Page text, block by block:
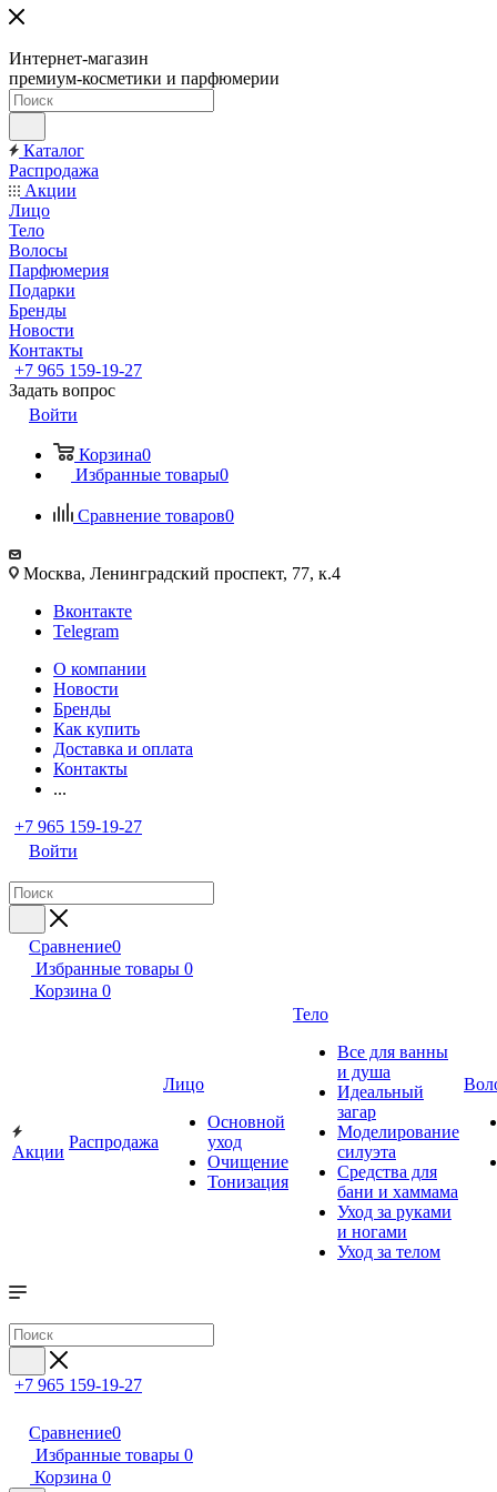
Интернет-магазин
премиум-косметики и парфюмерии
Каталог
Распродажа
Акции
Лицо
Тело
Волосы
Парфюмерия
Подарки
Бренды
Новости
Контакты
+7 965 159-19-27
Задать вопрос
Войти
Корзина0
Избранные товары0
Сравнение товаров0
Москва, Ленинградский проспект, 77, к.4
Вконтакте
Telegram
О компании
Новости
Бренды
Как купить
Доставка и оплата
Контакты
...
+7 965 159-19-27
Войти
Сравнение0
Избранные товары 0
Корзина 0
Акции
Распродажа
Лицо
Основной
уход
Очищение
Тонизация
Тело
Все для ванны
и душа
Идеальный
загар
Моделирование
силуэта
Средства для
бани и хаммама
Уход за руками
и ногами
Уход за телом
+7 965 159-19-27
Сравнение0
Избранные товары 0
Корзина 0